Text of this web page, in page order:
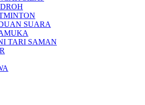
SUARA
TARI SAMAN